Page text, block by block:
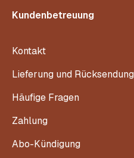
Kundenbetreuung
Kontakt
Lieferung und Rücksendung
Häufige Fragen
Zahlung
Abo-Kündigung